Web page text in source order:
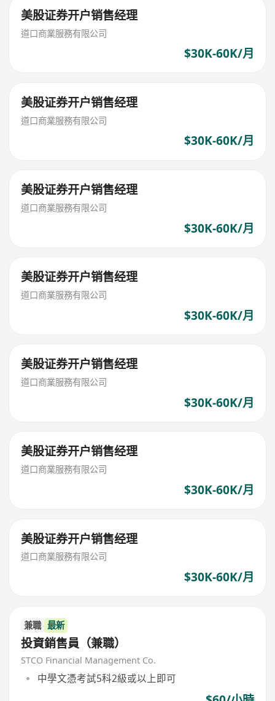
美股证券开户销售经理
道口商業服務有限公司
$30K-60K/月
美股证券开户销售经理
道口商業服務有限公司
$30K-60K/月
美股证券开户销售经理
道口商業服務有限公司
$30K-60K/月
美股证券开户销售经理
道口商業服務有限公司
$30K-60K/月
美股证券开户销售经理
道口商業服務有限公司
$30K-60K/月
美股证券开户销售经理
道口商業服務有限公司
$30K-60K/月
美股证券开户销售经理
道口商業服務有限公司
$30K-60K/月
兼職 最新
投資銷售員（兼職）
STCO Financial Management Co.
中學文憑考試5科2級或以上即可